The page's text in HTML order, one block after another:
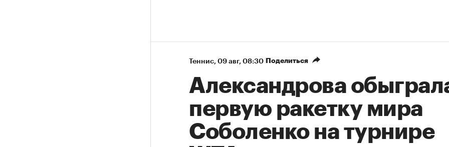
Теннис⁠, 09 авг, 08:30 Поделиться
Александрова
первую ракетку мира
Соболенко на турнире